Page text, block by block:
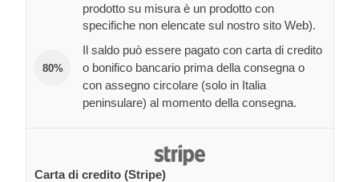
prodotto su misura è un prodotto con
specifiche non elencate sul nostro sito Web).
80%
Il saldo può essere pagato con carta di credito
o bonifico bancario prima della consegna o
con assegno circolare (solo in Italia
peninsulare) al momento della consegna.
Carta di credito (Stripe)